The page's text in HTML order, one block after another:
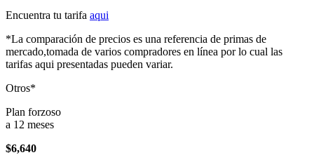
Encuentra tu tarifa aqui
*La comparación de precios es una referencia de primas de
mercado,tomada de varios compradores en línea por lo cual las
tarifas aqui presentadas pueden variar.
Otros*
Plan forzoso
a 12 meses
$6,640